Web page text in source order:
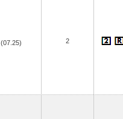
(07.25) 2